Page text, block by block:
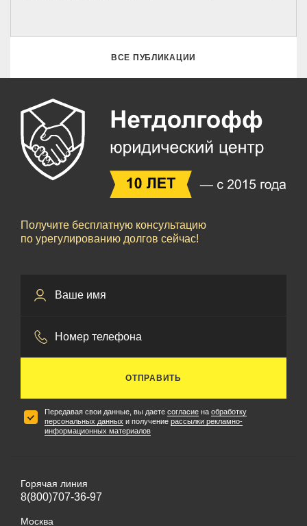
ВСЕ ПУБЛИКАЦИИ
Получите бесплатную консультацию
по урегулированию долгов сейчас!
ОТПРАВИТЬ
Передавая свои данные, вы даете согласие на обработку
персональных данных и получение рассылки рекламно-
информационных материалов
Горячая линия
8(800)707-36-97
Москва